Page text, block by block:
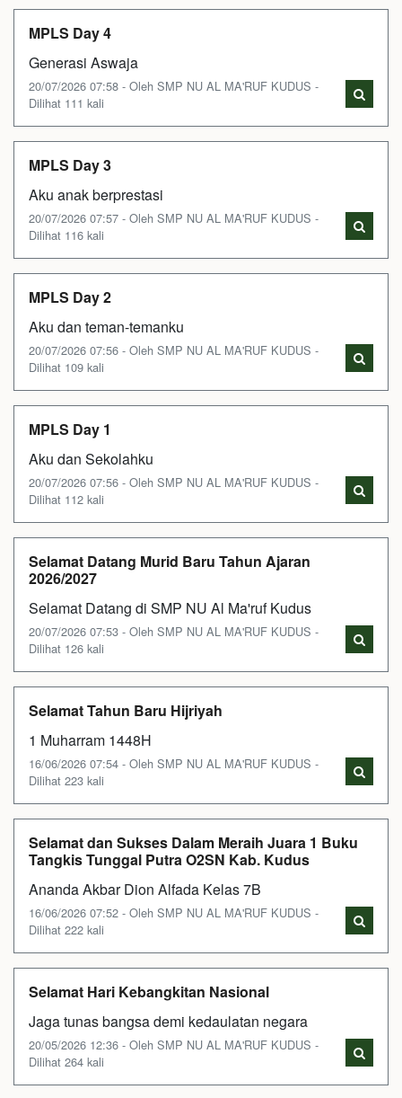
MPLS Day 4
Generasi Aswaja
20/07/2026 07:58 - Oleh SMP NU AL MA'RUF KUDUS -
Dilihat 111 kali
MPLS Day 3
Aku anak berprestasi
20/07/2026 07:57 - Oleh SMP NU AL MA'RUF KUDUS -
Dilihat 116 kali
MPLS Day 2
Aku dan teman-temanku
20/07/2026 07:56 - Oleh SMP NU AL MA'RUF KUDUS -
Dilihat 109 kali
MPLS Day 1
Aku dan Sekolahku
20/07/2026 07:56 - Oleh SMP NU AL MA'RUF KUDUS -
Dilihat 112 kali
Selamat Datang Murid Baru Tahun Ajaran
2026/2027
Selamat Datang di SMP NU Al Ma'ruf Kudus
20/07/2026 07:53 - Oleh SMP NU AL MA'RUF KUDUS -
Dilihat 126 kali
Selamat Tahun Baru Hijriyah
1 Muharram 1448H
16/06/2026 07:54 - Oleh SMP NU AL MA'RUF KUDUS -
Dilihat 223 kali
Selamat dan Sukses Dalam Meraih Juara 1 Buku
Tangkis Tunggal Putra O2SN Kab. Kudus
Ananda Akbar Dion Alfada Kelas 7B
16/06/2026 07:52 - Oleh SMP NU AL MA'RUF KUDUS -
Dilihat 222 kali
Selamat Hari Kebangkitan Nasional
Jaga tunas bangsa demi kedaulatan negara
20/05/2026 12:36 - Oleh SMP NU AL MA'RUF KUDUS -
Dilihat 264 kali